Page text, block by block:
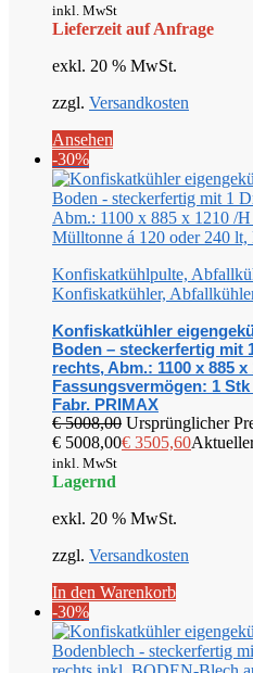
inkl. MwSt
Lieferzeit auf Anfrage
exkl. 20 % MwSt.
zzgl. Versandkosten
Ansehen
-30%
Konfiskatkühlpulte,
Konfiskatkühler,
Konfiskatkühler
Boden – steckerfertig mit
rechts, Abm.: 1100 x 885 x
Fassungsvermögen: 1
Fabr. PRIMAX
€5008,00 Ursprünglicher
€ 5008,00€ 3505,60
inkl. MwSt
Lagernd
exkl. 20 % MwSt.
zzgl. Versandkosten
In den Warenkorb
-30%